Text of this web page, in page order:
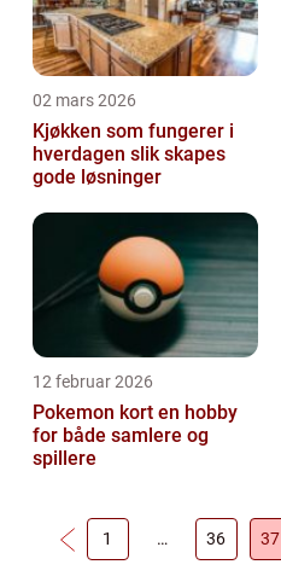
02 mars 2026
Kjøkken som fungerer i
hverdagen slik skapes
gode løsninger
12 februar 2026
Pokemon kort en hobby
for både samlere og
spillere
1 … 36 37